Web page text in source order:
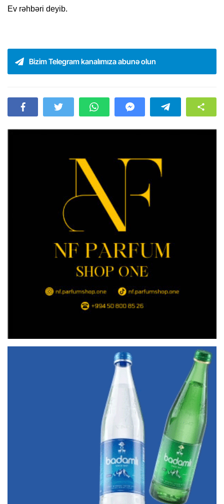
Ev rəhbəri deyib.
Bizim Telegram kanalımıza abunə olun